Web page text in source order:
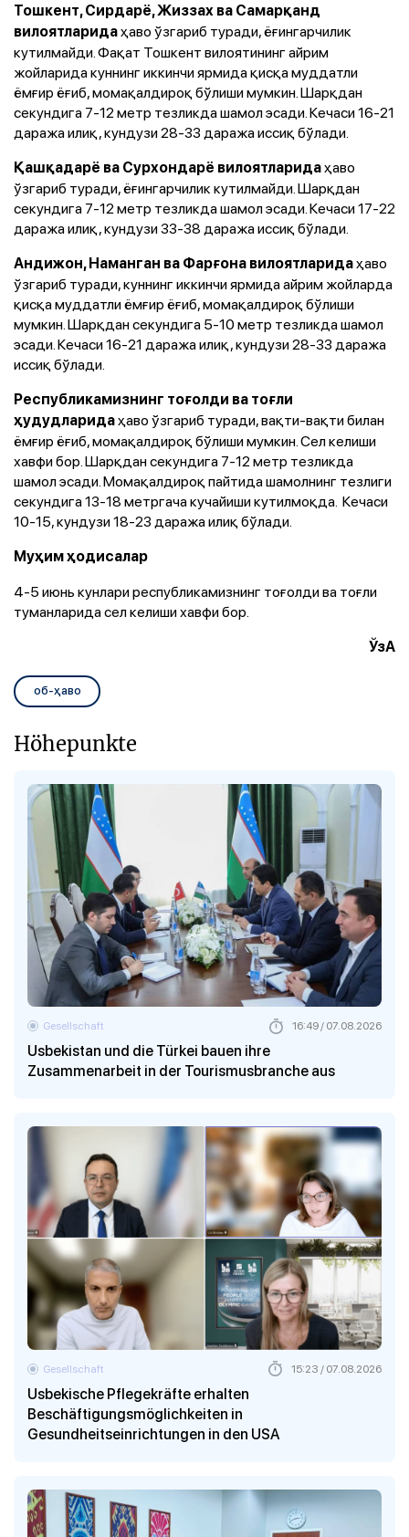
Тошкент, Сирдарё, Жиззах ва Самарқанд
вилоятларидаҳаво ўзгариб туради, ёғингарчилик
кутилмайди. Фақат Тошкент вилоятининг айрим
жойларида куннинг иккинчи ярмида қисқа муддатли
ёмғир ёғиб, момақалдироқ бўлиши мумкин. Шарқдан
секундига 7-12 метр тезликда шамол эсади. Кечаси 16-21
даража илиқ, кундузи 28-33 даража иссиқ бўлади.
Қашқадарё ва Сурхондарё вилоятларидаҳаво
ўзгариб туради, ёғингарчилик кутилмайди. Шарқдан
секундига 7-12 метр тезликда шамол эсади. Кечаси 17-22
даража илиқ, кундузи 33-38 даража иссиқ бўлади.
Андижон, Наманган ва Фарғона вилоятларидаҳаво
ўзгариб туради, куннинг иккинчи ярмида айрим жойларда
қисқа муддатли ёмғир ёғиб, момақалдироқ бўлиши
мумкин. Шарқдан секундига 5-10 метр тезликда шамол
эсади. Кечаси 16-21 даража илиқ, кундузи 28-33 даража
иссиқ бўлади.
Республикамизнинг тоғолди ва тоғли
ҳудудларидаҳаво ўзгариб туради, вақти-вақти билан
ёмғир ёғиб, момақалдироқ бўлиши мумкин. Сел келиши
хавфи бор. Шарқдан секундига 7-12 метр тезликда
шамол эсади. Момақалдироқ пайтида шамолнинг тезлиги
секундига 13-18 метргача кучайиши кутилмоқда. Кечаси
10-15, кундузи 18-23 даража илиқ бўлади.
Муҳим ҳодисалар
4-5 июнь кунлари республикамизнинг тоғолди ва тоғли
туманларида сел келиши хавфи бор.
ЎзА
об-ҳаво
Höhepunkte
Usbekistan und die Türkei bauen ihre
Zusammenarbeit in der Tourismusbranche aus
Gesellschaft 16:49 / 07.08.2026
Usbekische Pflegekräfte erhalten
Beschäftigungsmöglichkeiten in
Gesundheitseinrichtungen in den USA
Gesellschaft 15:23 / 07.08.2026